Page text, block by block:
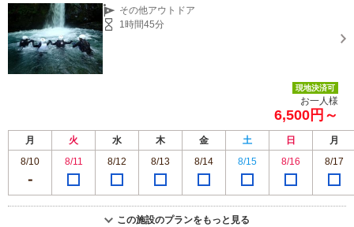
その他アウトドア
1時間45分
現地決済可
お一人様
6,500円～
月 火 水 木 金 土 日
月
8/10
8/11 8/12 8/13 8/14 8/15 8/16 8/17
この施設のプランをもっと見る